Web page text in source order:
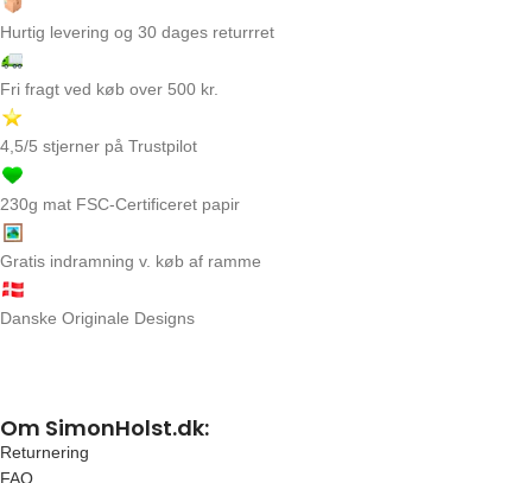
Hurtig levering og 30 dages returrret
Fri fragt ved køb over 500 kr.
4,5/5 stjerner på Trustpilot
230g mat FSC-Certificeret papir
Gratis indramning v. køb af ramme
Danske Originale Designs
Om SimonHolst.dk:
Returnering
FAQ